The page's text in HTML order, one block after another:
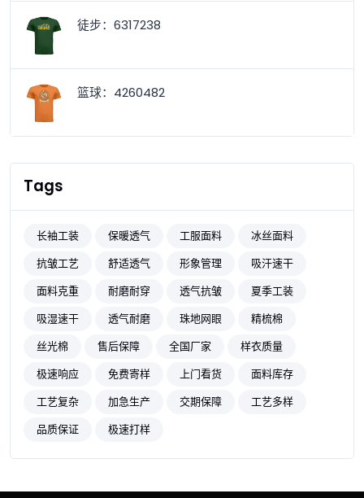
徒步：6317238
篮球：4260482
Tags
长袖工装 保暖透气 工服面料
冰丝面料
抗皱工艺
舒适透气 形象管理
吸汗速干
面料克重
耐磨耐穿 透气抗皱
夏季工装
吸湿速干
透气耐磨 珠地网眼
精梳棉
丝光棉
售后保障 全国厂家
样衣质量
极速响应
免费寄样 上门看货
面料库存
工艺复杂
加急生产 交期保障
工艺多样
品质保证
极速打样